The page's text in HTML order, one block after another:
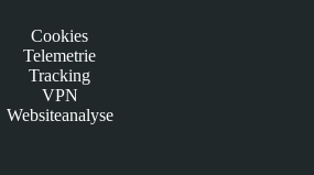
Cookies
Telemetrie
Tracking
VPN
Websiteanalyse